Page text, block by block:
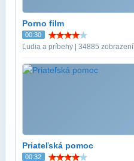
Porno film
00:30
Ľudia a príbehy | 34885 zobrazení
Priateľská pomoc
00:32